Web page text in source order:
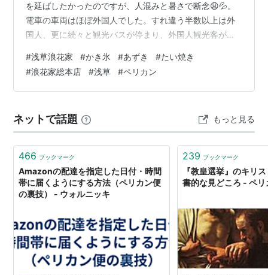
を延ばしたかったのですが、人混みと暑さで断念😩💦。
電車の車両はほぼ外国人でした。すれ違う半数以上は外
国人、更に続々と観光バスが停まり、外国人観光客が降
の『ペリカン』は、創業1942年（昭和17年）のパン屋さ
ん。形や大きさが異なる食パンとロールパン全10種のみ
を販売しています。創業当初に作っていた菓子パンはす
り、信念を変えずに現在四代目が後継されています。 午
後に立ち寄って完売していたことが２…
#浅草浪花家 #かき氷 #あずき #たい焼き
#浪花家総本店 #浅草 #ペリカン
ネットで話題 もっと見る
466 ブックマーク
Amazonの配達を指定した日付・時間
帯に届くようにする方法（ペリカン便
の裏技） - ウォルニッキ
239 ブックマーク
『教皇選挙』のキリ
書的な見どころ - ペ